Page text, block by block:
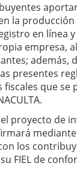
la
en línea
empresa,
además,
presentes
que
proyecto de
los
FIEL de